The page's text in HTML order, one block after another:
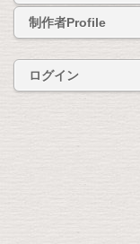
制作者Profile
ログイン